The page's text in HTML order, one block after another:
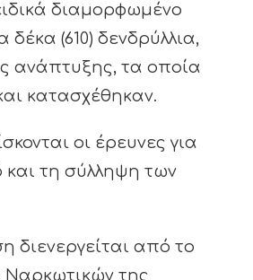
διαμορφωμένο
(610) δενδρύλλια,
ανάπτυξης, τα οποία
κατασχέθηκαν.
οι έρευνες για
και τη σύλληψη των
διενεργείται από το
της